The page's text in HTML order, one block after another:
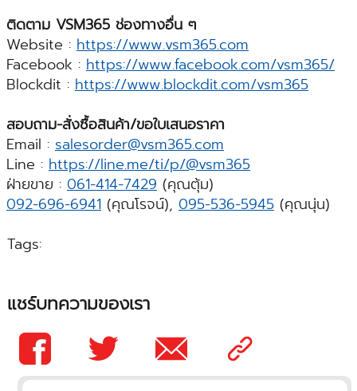
ติดตาม VSM365 ช่องทางอื่น ๆ
Website : https://www.vsm365.com
Facebook : https://www.facebook.com/vsm365/
Blockdit : https://www.blockdit.com/vsm365
สอบถาม-สั่งซื้อสินค้า/ขอใบเสนอราคา
Email : salesorder@vsm365.com
Line : https://line.me/ti/p/@vsm365
ฝ่ายขาย : 061-414-7429 (คุณตุ้ม)
092-696-6941 (คุณโรจน์), 095-536-5945 (คุณนุ่น)
Tags:
แชร์บทความของเรา